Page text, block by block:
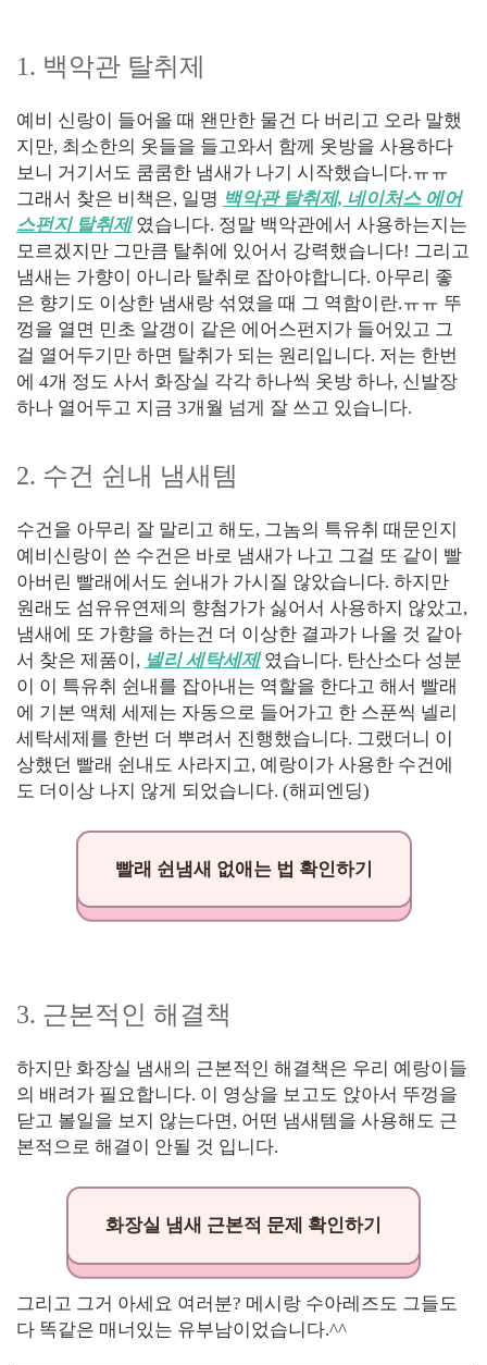
1. 백악관 탈취제
예비 신랑이 들어올 때 왠만한 물건 다 버리고 오라 말했
지만, 최소한의 옷들을 들고와서 함께 옷방을 사용하다
보니 거기서도 쿰쿰한 냄새가 나기 시작했습니다.ㅠㅠ
그래서 찾은 비책은, 일명 백악관 탈취제, 네이처스 에어
스펀지 탈취제였습니다. 정말 백악관에서 사용하는지는
모르겠지만 그만큼 탈취에 있어서 강력했습니다! 그리고
냄새는 가향이 아니라 탈취로 잡아야합니다. 아무리 좋
은 향기도 이상한 냄새랑 섞였을 때 그 역함이란.ㅠㅠ 뚜
껑을 열면 민초 알갱이 같은 에어스펀지가 들어있고 그
걸 열어두기만 하면 탈취가 되는 원리입니다. 저는 한번
에 4개 정도 사서 화장실 각각 하나씩 옷방 하나, 신발장
하나 열어두고 지금 3개월 넘게 잘 쓰고 있습니다.
2. 수건 쉰내 냄새템
수건을 아무리 잘 말리고 해도, 그놈의 특유취 때문인지
예비신랑이 쓴 수건은 바로 냄새가 나고 그걸 또 같이 빨
아버린 빨래에서도 쉰내가 가시질 않았습니다. 하지만
원래도 섬유유연제의 향첨가가 싫어서 사용하지 않았고,
냄새에 또 가향을 하는건 더 이상한 결과가 나올 것 같아
서 찾은 제품이, 넬리 세탁세제 였습니다. 탄산소다 성분
이 이 특유취 쉰내를 잡아내는 역할을 한다고 해서 빨래
에 기본 액체 세제는 자동으로 들어가고 한 스푼씩 넬리
세탁세제를 한번 더 뿌려서 진행했습니다. 그랬더니 이
상했던 빨래 쉰내도 사라지고, 예랑이가 사용한 수건에
도 더이상 나지 않게 되었습니다. (해피엔딩)
빨래 쉰냄새 없애는 법 확인하기
3. 근본적인 해결책
하지만 화장실 냄새의 근본적인 해결책은 우리 예랑이들
의 배려가 필요합니다. 이 영상을 보고도 앉아서 뚜껑을
닫고 볼일을 보지 않는다면, 어떤 냄새템을 사용해도 근
본적으로 해결이 안될 것 입니다.
화장실 냄새 근본적 문제 확인하기
그리고 그거 아세요 여러분? 메시랑 수아레즈도 그들도
다 똑같은 매너있는 유부남이었습니다.^^